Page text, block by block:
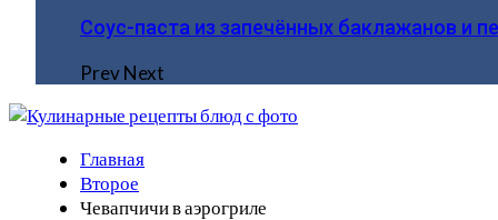
Соус-паста из запечённых баклажанов и
PrevNext
Главная
Второе
Чевапчичи в аэрогриле